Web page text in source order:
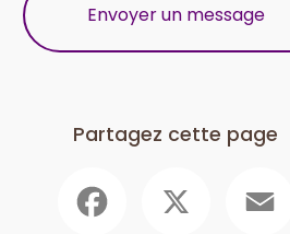
Envoyer un message
Partagez cette page